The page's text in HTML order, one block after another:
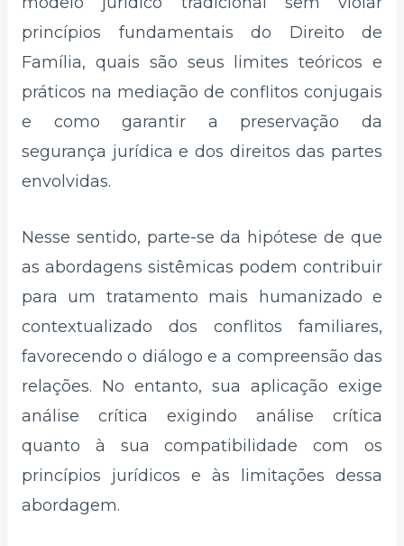
princípios fundamentais do Direito de
Família, quais são seus limites teóricos e
práticos na mediação de conflitos conjugais
e como garantir a preservação da
segurança jurídica e dos direitos das partes
envolvidas.
Nesse sentido, parte-se da hipótese de que
as abordagens sistêmicas podem contribuir
para um tratamento mais humanizado e
contextualizado dos conflitos familiares,
favorecendo o diálogo e a compreensão das
relações. No entanto, sua aplicação exige
análise crítica exigindo análise crítica
quanto à sua compatibilidade com os
princípios jurídicos e às limitações dessa
abordagem.